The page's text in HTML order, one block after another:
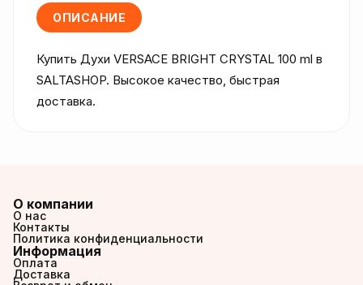
ОПИСАНИЕ
Купить Духи VERSACE BRIGHT CRYSTAL 100 ml в
SALTASHOP. Высокое качество, быстрая
доставка.
О компании
О нас
Контакты
Политика конфиденциальности
Информация
Оплата
Доставка